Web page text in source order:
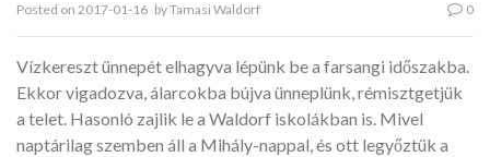
Posted on 2017-01-16 byTamasi Waldorf 0
Vízkereszt ünnepét elhagyva lépünk be a farsangi időszakba.
Ekkor vigadozva, álarcokba bújva ünneplünk, rémisztgetjük
a telet. Hasonló zajlik le a Waldorf iskolákban is. Mivel
naptárilag szemben áll a Mihály-nappal, és ott legyőztük a